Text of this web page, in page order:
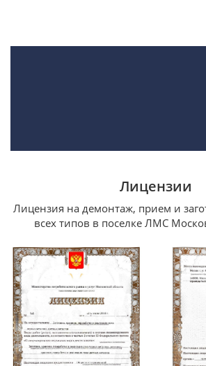
Лицензии
Лицензия на демонтаж, прием и
всех типов в поселке ЛМС